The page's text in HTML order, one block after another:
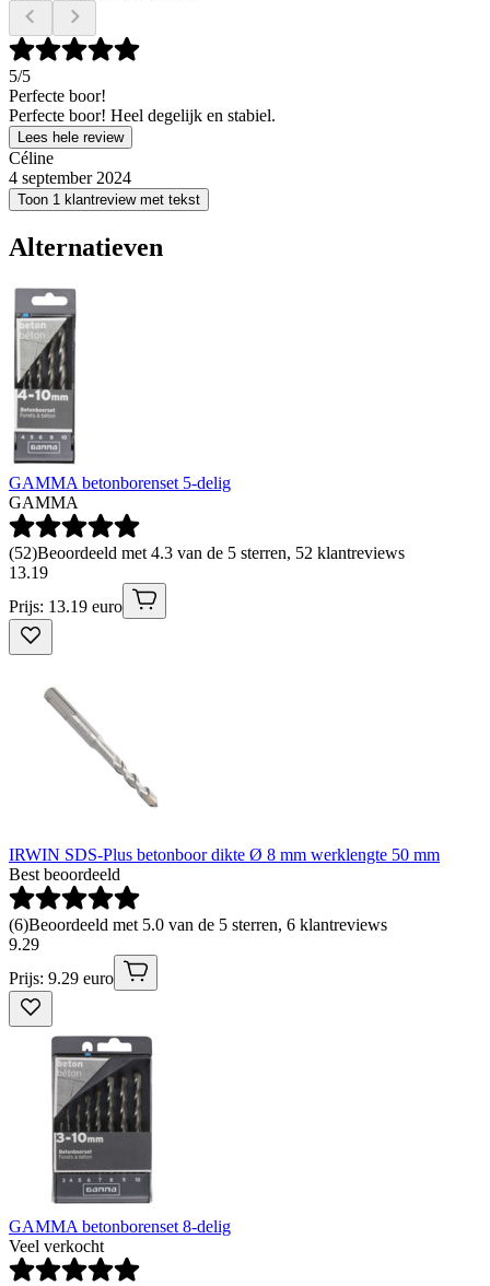
5/5
Perfecte boor!
Perfecte boor! Heel degelijk en stabiel.
Lees hele review
Céline
4 september 2024
Toon 1 klantreview met tekst
Alternatieven
GAMMA betonborenset 5-delig
GAMMA
(52)Beoordeeld met 4.3 van de 5 sterren, 52 klantreviews
13.19
Prijs: 13.19 euro
IRWIN SDS-Plus betonboor dikte Ø 8 mm werklengte 50 mm
Best beoordeeld
(6)Beoordeeld met 5.0 van de 5 sterren, 6 klantreviews
9.29
Prijs: 9.29 euro
GAMMA betonborenset 8-delig
Veel verkocht